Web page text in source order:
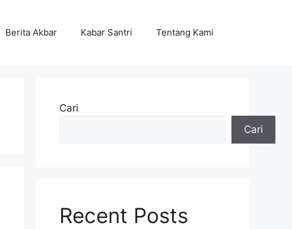
Berita Akbar Kabar Santri Tentang Kami
Cari
Cari
Recent Posts